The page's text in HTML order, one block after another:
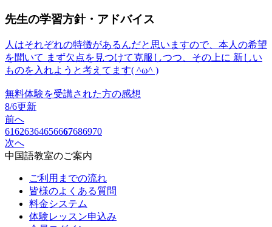
先生の学習方針・アドバイス
人はそれぞれの特徴があるんだと思いますので、本人の希望
を聞いて まず欠点を見つけて克服しつつ、その上に 新しい
ものを入れようと考えてます( ^ω^ )
無料体験を受講された方の感想
8/6更新
前へ
61626364656667686970
次へ
中国語教室のご案内
ご利用までの流れ
皆様のよくある質問
料金システム
体験レッスン申込み